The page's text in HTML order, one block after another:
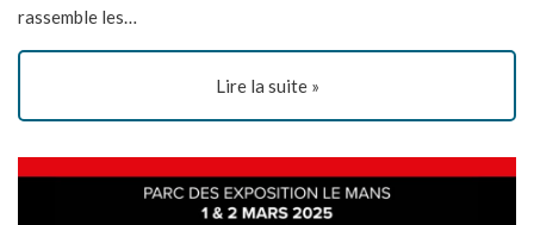
rassemble les…
Lire la suite »